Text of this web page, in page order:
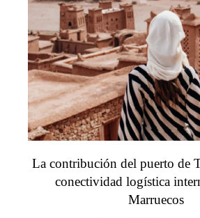
La contribución del puerto de
conectividad logística
Marruecos